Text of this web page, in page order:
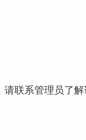
请联系管理员了